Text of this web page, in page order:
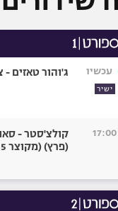
עכשיו
ישיר
ג'והור טאזים -
17:00
קולצ'סטר -
(פרץ) (מקוצר 15)